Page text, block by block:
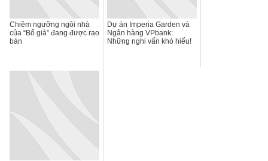
Chiêm ngưỡng ngôi nhà
của “Bố già” đang được rao
bán
Dự án Imperia Garden và
Ngân hàng VPbank:
Những nghi vấn khó hiểu!